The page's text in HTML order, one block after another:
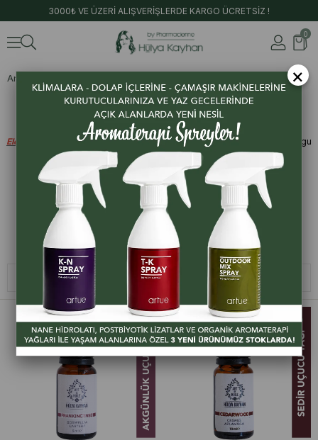
3000₺ VE ÜZERİ ALIŞVERİŞLERDE KARGO ÜCRETSİZ !
0
Anasayfa
stresi azaltıcı etkisinin yanı sıra cesareti ve odaklanmayı artırıcı
etkisinin de olduğu bilinmektedir.
Elemi
zihin ve beden yorgunluğunu azaltıcı etki gösterir. Enerji verir. Duygu
durumunu dengeler.
Frankincense
amigdalaya yerleşmiş travmaların, öğrenilmiş bilgilerin
temizlenmesine yardımcı olur.
Bu üç yağı eşit oranda karıştırarak gün içerisinde koklayabilirsiniz.
Filtreleme
Sıralama
×